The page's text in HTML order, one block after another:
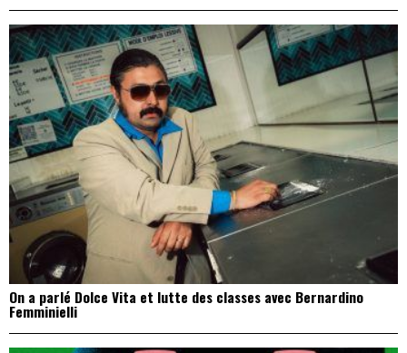
On a parlé Dolce Vita et lutte des classes avec Bernardino
Femminielli